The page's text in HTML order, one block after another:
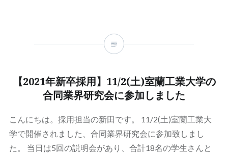
【2021年新卒採用】11/2(土)室蘭工業大学の
合同業界研究会に参加しました
こんにちは。採用担当の新田です。 11/2(土)室蘭工業大
学で開催されました、合同業界研究会に参加致しまし
た。 当日は5回の説明会があり、合計18名の学生さんと